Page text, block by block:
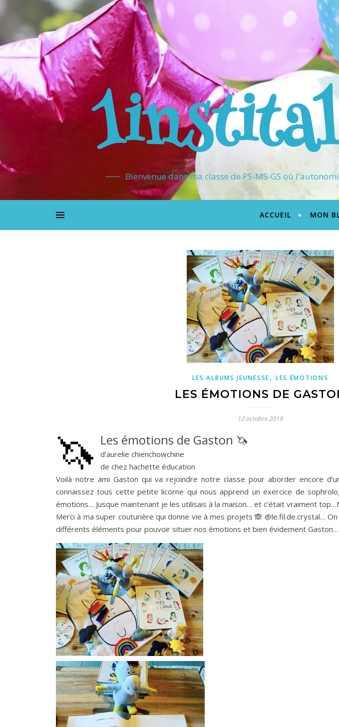
Bienvenue dans ma classe de PS-MS-GS où
ACCUEIL MON
LES ALBUMS JEUNESSE, LES ÉMOTIONS
LES ÉMOTIONS DE
12 octobre 2019
🦄 Les émotions de Gaston 🦄
d’aurelie chienchowchine
de chez hachette éducation
Voilà notre ami Gaston qui va rejoindre notre classe pour aborder encore
connaissez tous cette petite licorne qui nous apprend un exercice de
émotions… Jusque maintenant je les utilisais à la maison… et c’était vraiment
Merci à ma super couturière qui donne vie à mes projets 🙈 @le.fil.de.crystal…
différents éléments pour pouvoir situer nos émotions et bien évidement Gaston…